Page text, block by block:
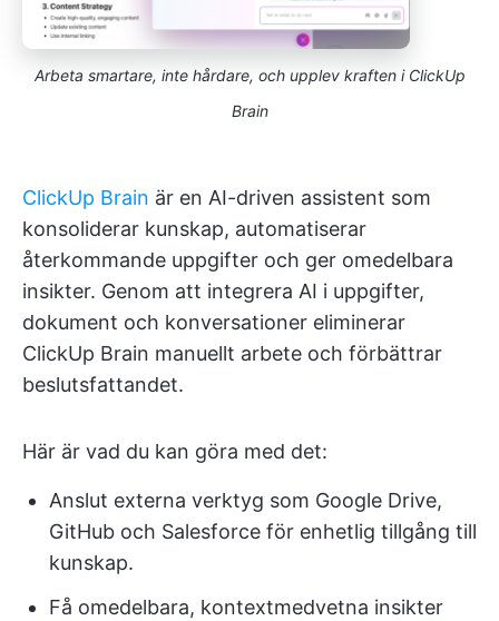
Arbeta smartare, inte hårdare, och upplev kraften i ClickUp
Brain
ClickUp Brain är en AI-driven assistent som
konsoliderar kunskap, automatiserar
återkommande uppgifter och ger omedelbara
insikter. Genom att integrera AI i uppgifter,
dokument och konversationer eliminerar
ClickUp Brain manuellt arbete och förbättrar
beslutsfattandet.
Här är vad du kan göra med det:
Anslut externa verktyg som Google Drive,
GitHub och Salesforce för enhetlig tillgång till
kunskap.
Få omedelbara, kontextmedvetna insikter